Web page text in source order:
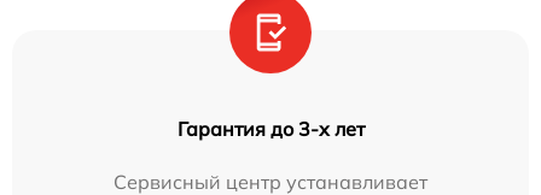
Гарантия до 3-х лет
Сервисный центр устанавливает